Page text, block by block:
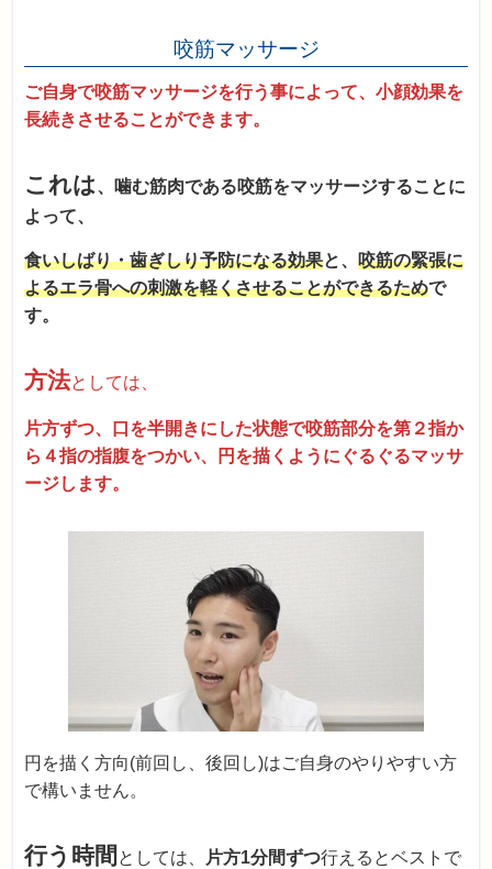
咬筋マッサージ
ご自身で咬筋マッサージを行う事によって、小顔効果を
長続きさせることができます。
これは、噛む筋肉である咬筋をマッサージすることに
よって、
食いしばり・歯ぎしり予防になる効果と、咬筋の緊張に
よるエラ骨への刺激を軽くさせることができるためで
す。
方法としては、
片方ずつ、口を半開きにした状態で咬筋部分を第２指か
ら４指の指腹をつかい、円を描くようにぐるぐるマッサ
ージします。
円を描く方向(前回し、後回し)はご自身のやりやすい方
で構いません。
行う時間 としては、 片方1分間ずつ行えるとベストで